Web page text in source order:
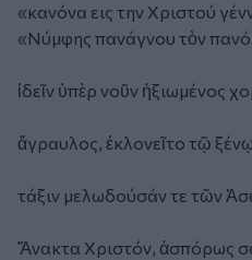
«κανόνα εις την Χριστού
«Νύμφης πανάγνου τὸν
ἰδεῖν ὑπὲρ νοῦν ἠξιωμένος
ἄγραυλος, ἐκλονεῖτο τῷ
τάξιν μελωδούσάν τε τῶν
Ἄνακτα Χριστόν, ἀσπόρως